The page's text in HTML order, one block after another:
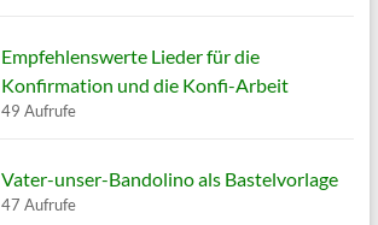
Empfehlenswerte Lieder für die
Konfirmation und die Konfi-Arbeit
49 Aufrufe
Vater-unser-Bandolino als Bastelvorlage
47 Aufrufe